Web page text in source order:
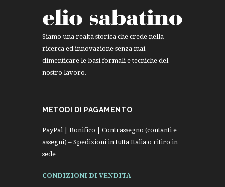
Siamo una realtà storica che crede nella
ricerca ed innovazione senza mai
dimenticare le basi formali e tecniche del
nostro lavoro.
METODI DI PAGAMENTO
PayPal | Bonifico | Contrassegno (contanti e
assegni) – Spedizioni in tutta Italia o ritiro in
sede
CONDIZIONI DI VENDITA